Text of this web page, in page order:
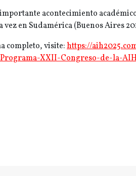
acontecimiento
vez en Sudamérica (Buenos Aires
completo, visite:https://
XXII-Congreso-de-la-